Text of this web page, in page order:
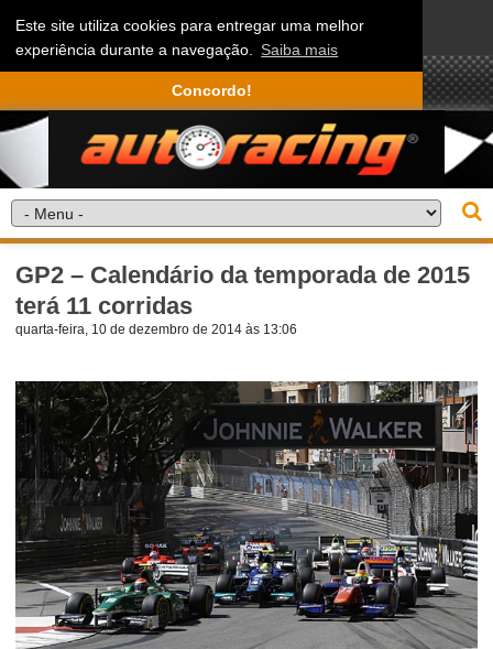
Este site utiliza cookies para entregar uma melhor
experiência durante a navegação. Saiba mais
Concordo!
GP2 – Calendário da temporada de 2015
terá 11 corridas
quarta-feira, 10 de dezembro de 2014 às 13:06